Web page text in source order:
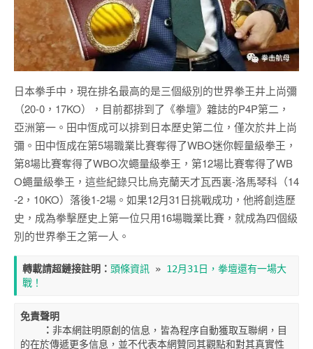
日本拳手中，現在排名最高的是三個級別的世界拳王井上尚彌
（20-0，17KO），目前都排到了《拳壇》雜誌的P4P第二，
亞洲第一。田中恆成可以排到日本歷史第二位，僅次於井上尚
彌。田中恆成在第5場職業比賽奪得了WBO迷你輕量級拳王，
第8場比賽奪得了WBO次蠅量級拳王，第12場比賽奪得了WB
O蠅量級拳王，這些紀錄只比烏克蘭天才瓦西裏-洛馬琴科（14
-2，10KO）落後1-2場。如果12月31日挑戰成功，他將創造歷
史，成為拳擊歷史上第一位只用16場職業比賽，就成為四個級
別的世界拳王之第一人。
轉載請超鏈接註明： 頭條資訊 » 12月31日，拳壇還有一場大
戰！
免責聲明
    ：
非本網註明原創的信息，皆為程序自動獲取互聯網，目
的在於傳遞更多信息，並不代表本網贊同其觀點和對其真實性